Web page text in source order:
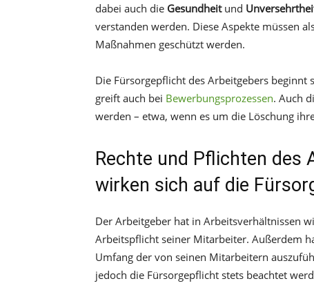
dabei auch die Gesundheitund
verstanden werden. Diese Aspekte müssen
Maßnahmen geschützt werden.
Die Fürsorgepflicht des Arbeitgebers beginnt
greift auch bei Bewerbungsprozessen. Auch
werden – etwa, wenn es um die Löschung
Rechte und Pflichten des
wirken sich auf die
Der Arbeitgeber hat in Arbeitsverhältnissen
Arbeitspflicht seiner Mitarbeiter. Außerdem
Umfang der von seinen Mitarbeitern
jedoch die Fürsorgepflicht stets beachtet